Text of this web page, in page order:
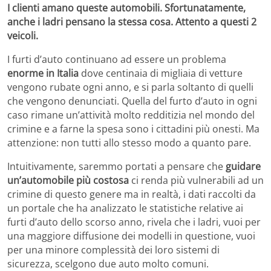
I clienti amano queste automobili. Sfortunatamente,
anche i ladri pensano la stessa cosa. Attento a questi 2
veicoli.
I furti d’auto continuano ad essere un problema
enorme in Italia dove centinaia di migliaia di vetture
vengono rubate ogni anno, e si parla soltanto di quelli
che vengono denunciati. Quella del furto d’auto in ogni
caso rimane un’attività molto redditizia nel mondo del
crimine e a farne la spesa sono i cittadini più onesti. Ma
attenzione: non tutti allo stesso modo a quanto pare.
Intuitivamente, saremmo portati a pensare che guidare
un’automobile più costosa ci renda più vulnerabili ad un
crimine di questo genere ma in realtà, i dati raccolti da
un portale che ha analizzato le statistiche relative ai
furti d’auto dello scorso anno, rivela che i ladri, vuoi per
una maggiore diffusione dei modelli in questione, vuoi
per una minore complessità dei loro sistemi di
sicurezza, scelgono due auto molto comuni.